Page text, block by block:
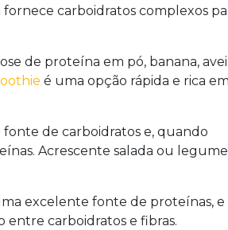
fornece carboidratos complexos
de proteína em pó, banana,
é uma opção rápida e rica
de carboidratos e, quando
Acrescente salada ou
excelente fonte de proteínas, e
carboidratos e fibras.